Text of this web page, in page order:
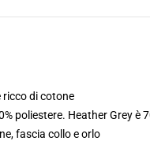
ricco di cotone
poliestere. Heather Grey è
fascia collo e orlo